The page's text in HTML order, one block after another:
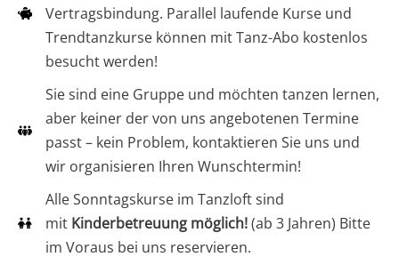
Vertragsbindung. Parallel laufende Kurse und
Trendtanzkurse können mit Tanz-Abo kostenlos
besucht werden!
Sie sind eine Gruppe und möchten tanzen lernen,
aber keiner der von uns angebotenen Termine
passt – kein Problem, kontaktieren Sie uns und
wir organisieren Ihren Wunschtermin!
Alle Sonntagskurse im Tanzloft sind
mit Kinderbetreuung möglich!(ab 3 Jahren) Bitte
im Voraus bei uns reservieren.